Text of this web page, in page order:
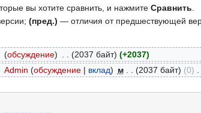
вы хотите сравнить, и нажмите Сравнить
(пред.) — отличия от предшествующей
(обсуждение) (2037 байт) (+2037)
Admin (обсуждение| вклад) м (2037 байт) (0)